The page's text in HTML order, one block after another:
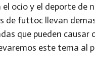
ocio y el deporte de
de futtoc llevan
que pueden
este tema al